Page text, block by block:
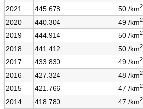
2021 445.678 50 /km2
2020 440.304 49 /km2
2019 444.914 50 /km2
2018 441.412 50 /km2
2017 433.830 49 /km2
2016 427.324 48 /km2
2015 421.766 47 /km2
2014 418.780 47 /km2